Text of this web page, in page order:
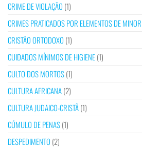
CRIME DE VIOLAÇÃO (1)
CRIMES PRATICADOS POR ELEMENTOS DE
CRISTÃO ORTODOXO (1)
CUIDADOS MÍNIMOS DE HIGIENE(1)
CULTO DOS MORTOS(1)
CULTURA AFRICANA(2)
CULTURA JUDAICO-CRISTÃ(1)
CÚMULO DE PENAS(1)
DESPEDIMENTO (2)